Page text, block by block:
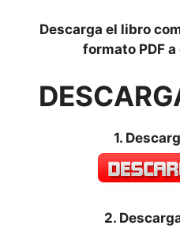
Descarga el libro
formato PDF
1.
2.